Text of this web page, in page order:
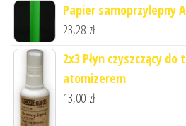
Papier samoprzylepny
23,28 zł
2x3 Płyn czyszczący do
atomizerem
13,00 zł